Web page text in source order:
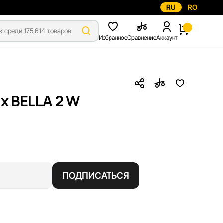
RU RO
ИзбранноеСравнениеАккаунт
BELLA 2 W
ПОДПИСАТЬСЯ